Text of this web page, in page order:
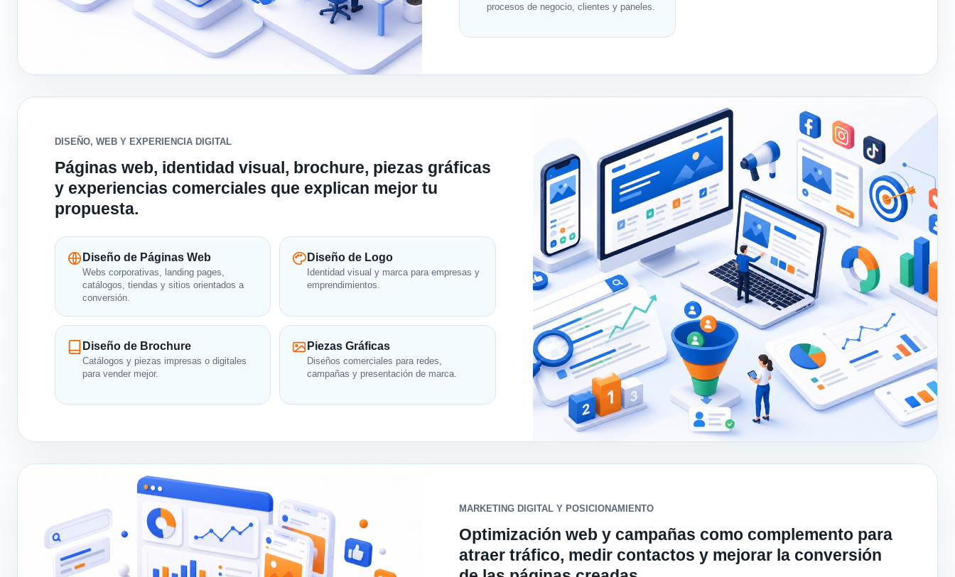
procesos de negocio, clientes y paneles.
DISEÑO, WEB Y EXPERIENCIA DIGITAL
Páginas web, identidad visual, brochure, piezas gráficas
y experiencias comerciales que explican mejor tu
propuesta.
Diseño de Páginas Web
Webs corporativas, landing pages,
catálogos, tiendas y sitios orientados a
conversión.
Diseño de Logo
Identidad visual y marca para empresas y
emprendimientos.
Diseño de Brochure
Catálogos y piezas impresas o digitales
para vender mejor.
Piezas Gráficas
Diseños comerciales para redes,
campañas y presentación de marca.
MARKETING DIGITAL Y POSICIONAMIENTO
Optimización web y campañas como complemento para
atraer tráfico, medir contactos y mejorar la conversión